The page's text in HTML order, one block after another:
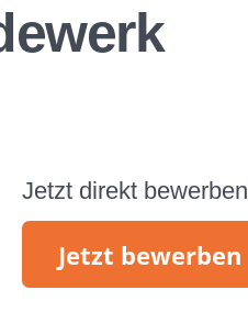
Jetzt direkt
Jetzt bewerben